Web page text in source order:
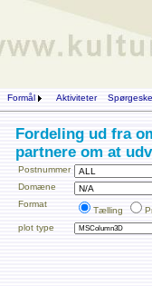
Formål Aktiviteter
Fordeling ud fra
partnere om at
Postnummer
Domæne
Format
Tælling
plot type